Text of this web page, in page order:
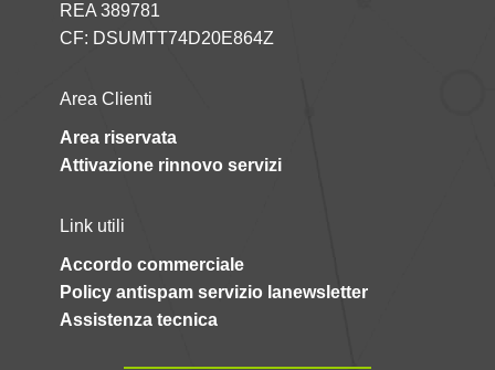
REA 389781
CF: DSUMTT74D20E864Z
Area Clienti
Area riservata
Attivazione rinnovo servizi
Link utili
Accordo commerciale
Policy antispam servizio lanewsletter
Assistenza tecnica